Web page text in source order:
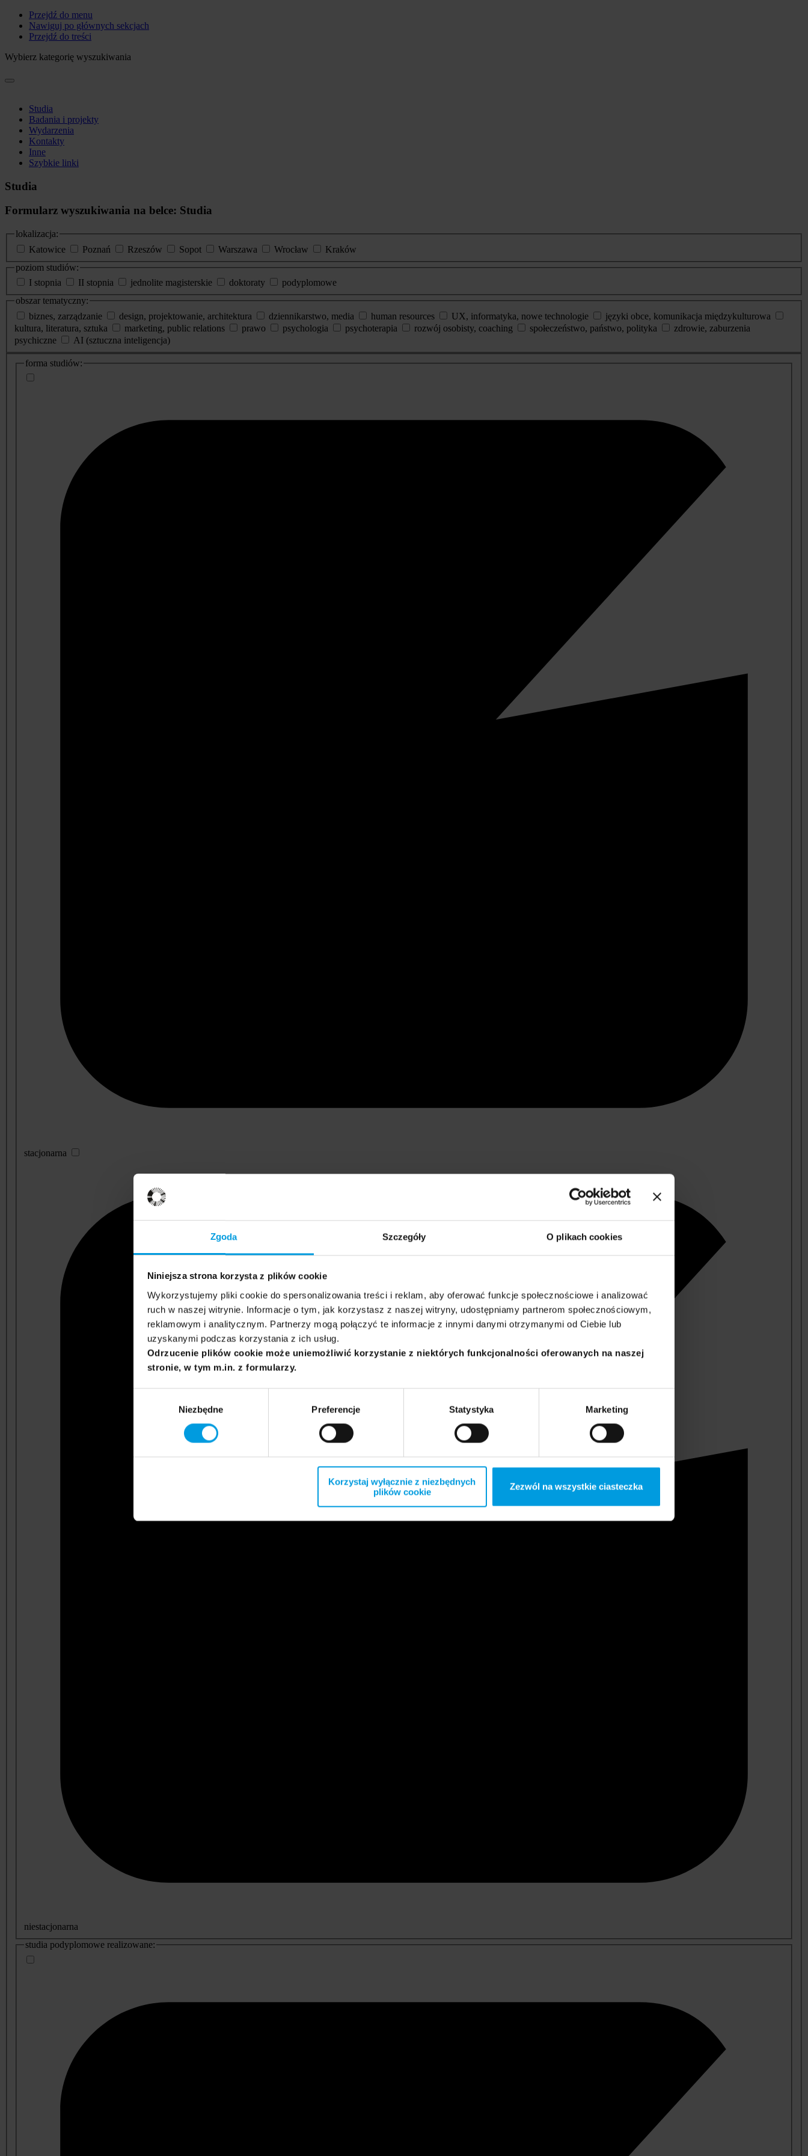
Zgoda Szczegóły O plikach cookies
Niniejsza strona korzysta z plików cookie
Wykorzystujemy pliki cookie do spersonalizowania treści i reklam, aby oferować funkcje społecznościowe i analizować
ruch w naszej witrynie. Informacje o tym, jak korzystasz z naszej witryny, udostępniamy partnerom społecznościowym,
reklamowym i analitycznym. Partnerzy mogą połączyć te informacje z innymi danymi otrzymanymi od Ciebie lub
uzyskanymi podczas korzystania z ich usług.
Odrzucenie plików cookie może uniemożliwić korzystanie z niektórych funkcjonalności oferowanych na naszej
stronie, w tym m.in. z formularzy.
Niezbędne Preferencje Statystyka Marketing
Korzystaj wyłącznie z niezbędnych
plików cookie
Zezwól na wszystkie ciasteczka
Przejdź do menu
Nawiguj po głównych sekcjach
Przejdź do treści
Wybierz kategorię wyszukiwania
Studia
Badania i projekty
Wydarzenia
Kontakty
Inne
Szybkie linki
Studia
Formularz wyszukiwania na belce: Studia
lokalizacja:
Katowice
Poznań Rzeszów Sopot Warszawa Wrocław
Kraków
poziom studiów:
I stopnia
II stopnia jednolite magisterskie doktoraty
podyplomowe
obszar tematyczny:
biznes, zarządzanie
design, projektowanie, architektura dziennikarstwo, media human resources UX, informatyka, nowe technologie
języki obce, komunikacja międzykulturowa
kultura, literatura, sztuka
marketing, public relations prawo psychologia psychoterapia rozwój osobisty, coaching społeczeństwo, państwo, polityka
zdrowie, zaburzenia
psychiczne
AI (sztuczna inteligencja)
dodatkowe
informacje
forma studiów:
stacjonarna
niestacjonarna
studia podyplomowe realizowane: